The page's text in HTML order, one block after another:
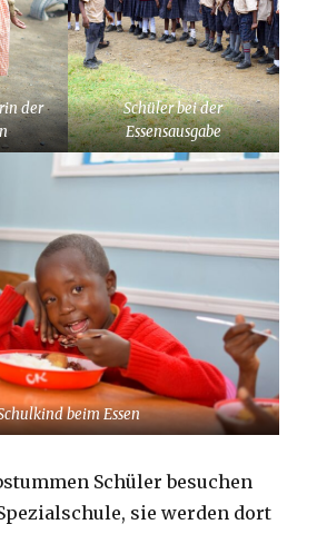
der
Schüler bei der
Essensausgabe
beim Essen
Schüler besuchen
sie werden dort